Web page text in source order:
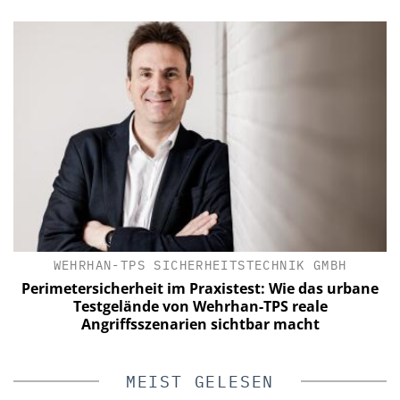
WEHRHAN-TPS SICHERHEITSTECHNIK GMBH
Perimetersicherheit im Praxistest: Wie das urbane
Testgelände von Wehrhan-TPS reale
Angriffsszenarien sichtbar macht
MEIST GELESEN